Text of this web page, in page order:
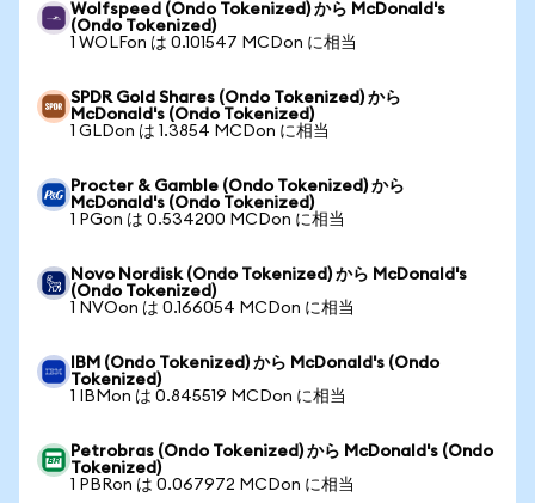
Wolfspeed (Ondo Tokenized) から McDonald's
(Ondo Tokenized)
1 WOLFon は 0.101547 MCDon に相当
SPDR Gold Shares (Ondo Tokenized) から
McDonald's (Ondo Tokenized)
1 GLDon は 1.3854 MCDon に相当
Procter & Gamble (Ondo Tokenized) から
McDonald's (Ondo Tokenized)
1 PGon は 0.534200 MCDon に相当
Novo Nordisk (Ondo Tokenized) から McDonald's
(Ondo Tokenized)
1 NVOon は 0.166054 MCDon に相当
IBM (Ondo Tokenized) から McDonald's (Ondo
Tokenized)
1 IBMon は 0.845519 MCDon に相当
Petrobras (Ondo Tokenized) から McDonald's (Ondo
Tokenized)
1 PBRon は 0.067972 MCDon に相当